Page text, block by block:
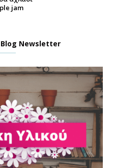
jam
Newsletter